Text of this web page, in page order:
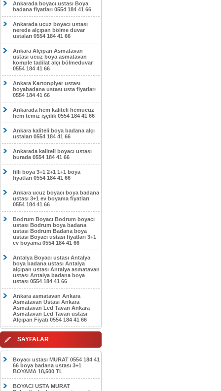
Ankarada boyacı ustası Boya
badana fiyatları 0554 184 41 66
Ankarada ucuz boyacı ustası
nerede alçıpan bölme duvar
ustaları 0554 184 41 66
Ankara Alçıpan Asmatavan
ustası ucuz boya asmatavan
komple tadilat alçı bölmeduvar
0554 184 41 66
Ankara Kartonpiyer ustası
boyabadana ustası usta fiyatları
0554 184 41 66
Ankarada hem kaliteli hemucuz
hem temiz işçilik 0554 184 41 66
Ankara kaliteli boya badana alçı
ustaları 0554 184 41 66
Ankarada kaliteli boyacı ustası
burada 0554 184 41 66
filli boya 3+1 2+1 1+1 boya
fiyatları 0554 184 41 66
Ankara ucuz boyacı boya badana
ustası 3+1 ev boyama fiyatları
0554 184 41 66
Bodrum Boyacı Bodrum boyacı
ustası Bodrum boya badana
ustası Bodrum Badana boya
ustası Boyacı ustası fiyatları 3+1
ev boyama 0554 184 41 66
Antalya Boyacı ustası Antalya
boya badana ustası Antalya
alçıpan ustası Antalya asmatavan
ustası Antalya badana boya
ustası 0554 184 41 66
Ankara asmatavan Ankara
Asmatavan Ustası Ankara
Asmatavan Led Tavan Ankara
Asmatavan Led Tavan ustası
Alçıpan Fiyatı 0554 184 41 66
SAYFALAR
Boyacı ustası MURAT 0554 184 41
66 boya badana ustası 3+1
BOYAMA 18,500 TL
BOYACI USTA MURAT